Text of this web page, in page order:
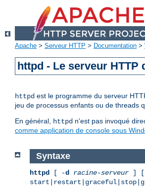
Apache > Serveur HTTP > Documentation >
httpd - Le serveur HTTP
httpd est le programme du serveur
jeu de processus enfants ou de threads
En général, httpd n'est pas invoqué
comme application de console sous
Syntaxe
httpd [ -d racine-serveur ]